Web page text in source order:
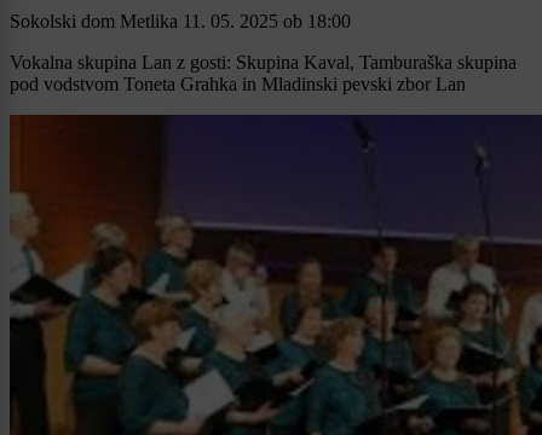
Sokolski dom Metlika 11. 05. 2025 ob 18:00
Vokalna skupina Lan z gosti: Skupina Kaval, Tamburaška skupina
pod vodstvom Toneta Grahka in Mladinski pevski zbor Lan